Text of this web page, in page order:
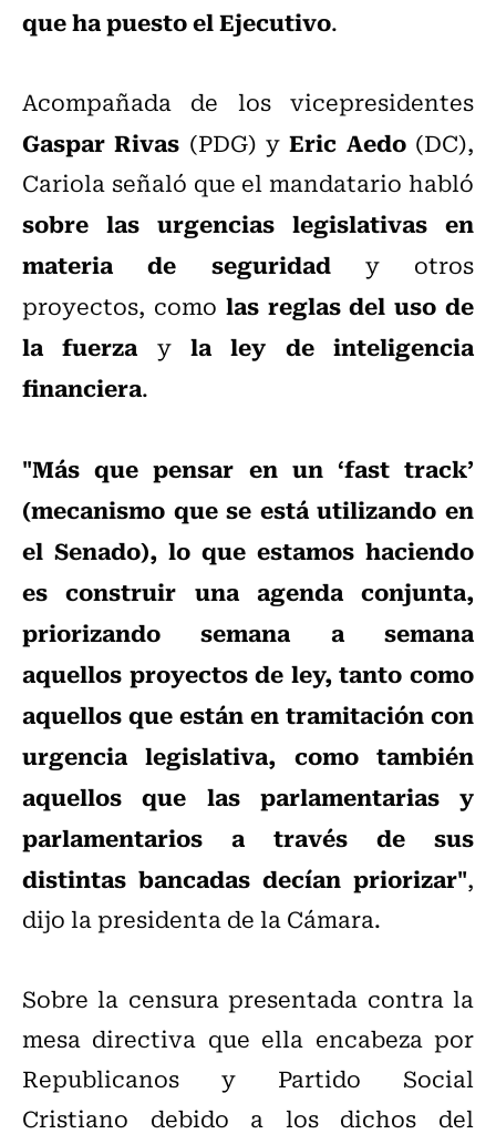
que ha puesto el Ejecutivo.
Acompañada de los vicepresidentes
Gaspar Rivas (PDG) yEric Aedo(DC),
Cariola señaló que el mandatario habló
sobre las urgencias legislativas en
materia de seguridad y otros
proyectos, como las reglas del uso de
la fuerza yla ley de inteligencia
financiera.
"Más que pensar en un ‘fast track’
(mecanismo que se está utilizando en
el Senado), lo que estamos haciendo
es construir una agenda conjunta,
priorizando semana a semana
aquellos proyectos de ley, tanto como
aquellos que están en tramitación con
urgencia legislativa, como también
aquellos que las parlamentarias y
parlamentarios a través de sus
distintas bancadas decían priorizar",
dijo la presidenta de la Cámara.
Sobre la censura presentada contra la
mesa directiva que ella encabeza por
Republicanos y Partido Social
Cristiano debido a los dichos del